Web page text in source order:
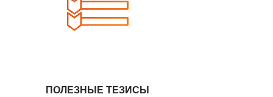
ПОЛЕЗНЫЕ ТЕЗИСЫ